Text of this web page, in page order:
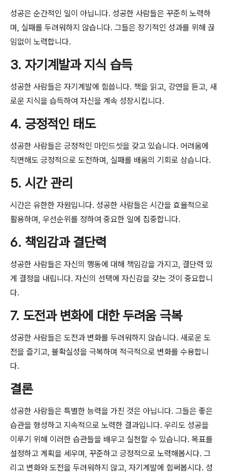
성공은 순간적인 일이 아닙니다. 성공한 사람들은 꾸준히 노력하
며, 실패를 두려워하지 않습니다. 그들은 장기적인 성과를 위해 끊
임없이 노력합니다.
3. 자기계발과 지식 습득
성공한 사람들은 자기계발에 힘씁니다. 책을 읽고, 강연을 듣고, 새
로운 지식을 습득하여 자신을 계속 성장시킵니다.
4. 긍정적인 태도
성공한 사람들은 긍정적인 마인드셋을 갖고 있습니다. 어려움에
직면해도 긍정적으로 도전하며, 실패를 배움의 기회로 삼습니다.
5. 시간 관리
시간은 유한한 자원입니다. 성공한 사람들은 시간을 효율적으로
활용하며, 우선순위를 정하여 중요한 일에 집중합니다.
6. 책임감과 결단력
성공한 사람들은 자신의 행동에 대해 책임감을 가지고, 결단력 있
게 결정을 내립니다. 자신의 선택에 자신감을 갖는 것이 중요합니
다.
7. 도전과 변화에 대한 두려움 극복
성공한 사람들은 도전과 변화를 두려워하지 않습니다. 새로운 도
전을 즐기고, 불확실성을 극복하며 적극적으로 변화를 수용합니
다.
결론
성공한 사람들은 특별한 능력을 가진 것은 아닙니다. 그들은 좋은
습관을 형성하고 지속적으로 노력한 결과입니다. 우리도 성공을
이루기 위해 이러한 습관들을 배우고 실천할 수 있습니다. 목표를
설정하고 계획을 세우며, 꾸준하고 긍정적으로 노력해봅시다. 그
리고 변화와 도전을 두려워하지 않고, 자기계발에 힘써봅시다. 성